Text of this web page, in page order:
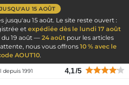
15 AOÛT
jusqu'au 15 août. Le site reste ouvert :
et expédiée dès le lundi 17 août
du 19 août —24 aoûtpour les articles
nous vous offrons 10 % avec le
AOUT10.
1991 4,1/5